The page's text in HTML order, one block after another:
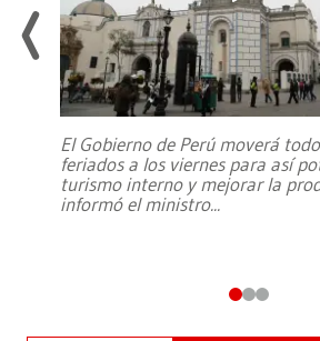
El Gobierno de Perú moverá
feriados a los viernes para así
turismo interno y mejorar la
informó el ministro...